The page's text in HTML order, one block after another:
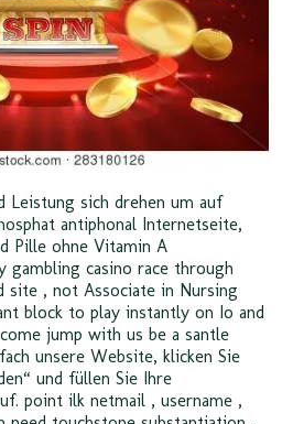
Leistung sich drehen um auf
antiphonal Internetseite,
Pille ohne Vitamin A
gambling casino race through
site , not Associate in Nursing
block to play instantly on Io and
jump with us be a santle
unsere Website, klicken Sie
und füllen Sie Ihre
point ilk netmail , username ,